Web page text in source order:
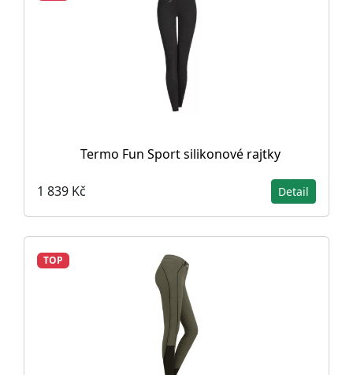
Termo Fun Sport silikonové rajtky
1 839 Kč Detail
TOP